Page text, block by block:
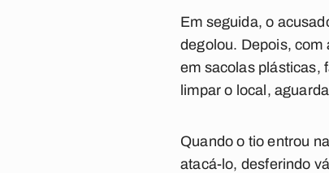
Em seguida, o
degolou. Depois, com
em sacolas plásticas,
limpar o local,
Quando o tio entrou
atacá-lo, desferindo